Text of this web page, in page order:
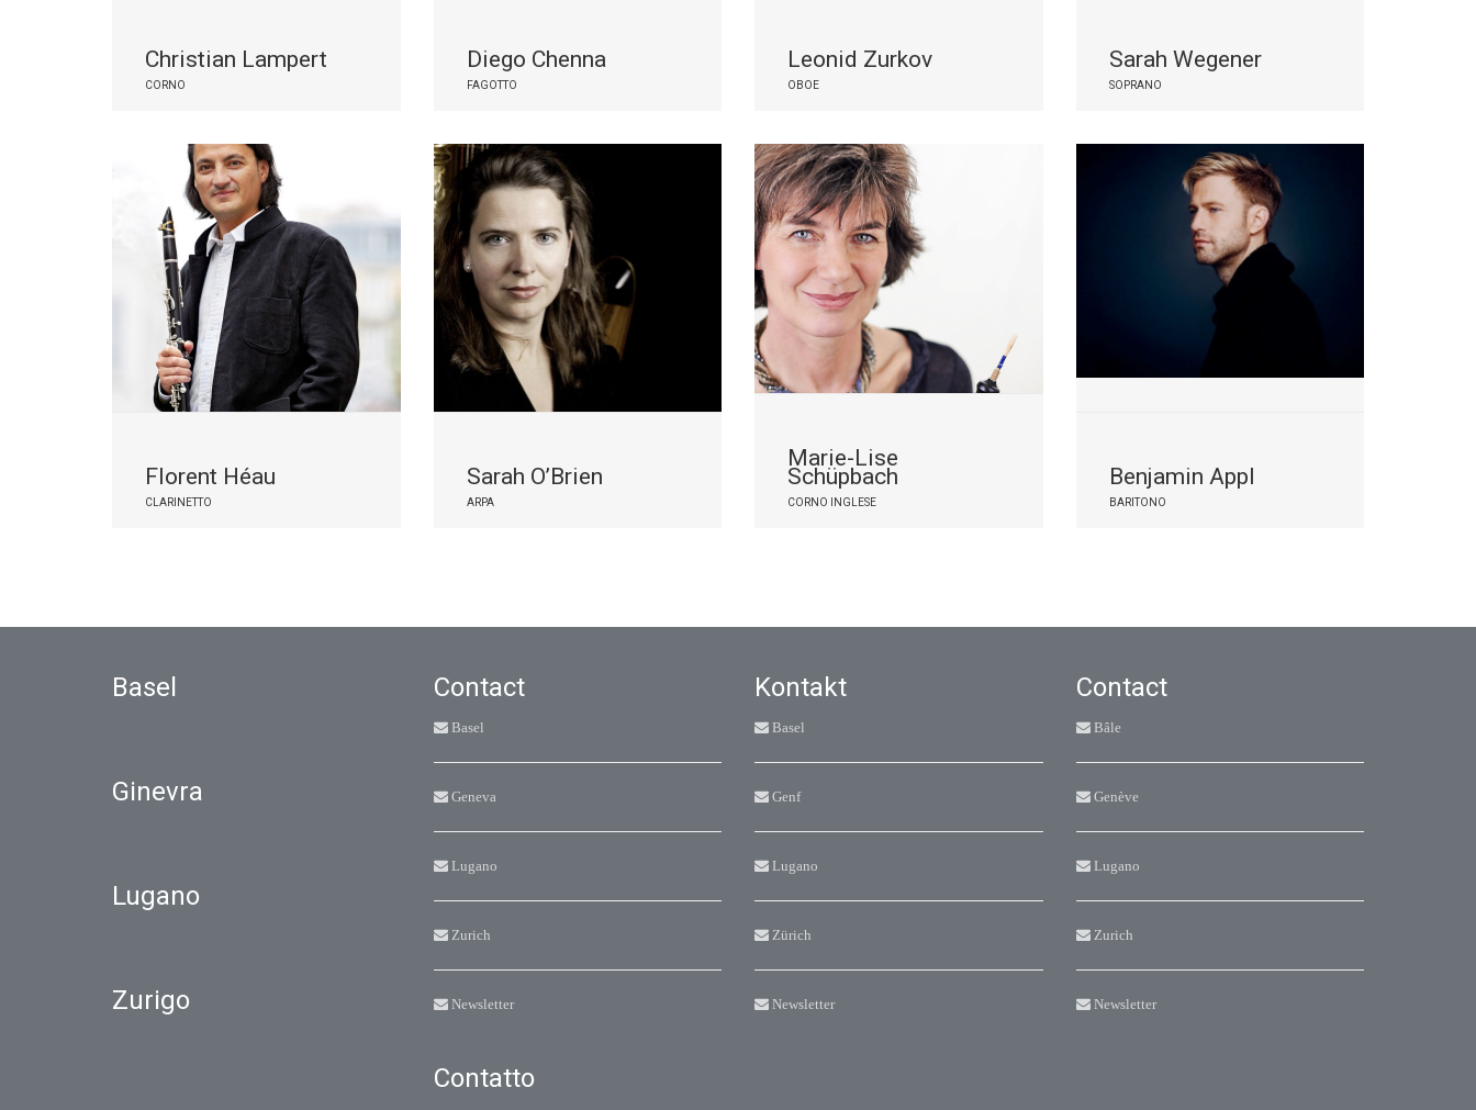
Christian Lampert
CORNO
Diego Chenna
FAGOTTO
Leonid Zurkov
OBOE
Sarah Wegener
SOPRANO
Florent Héau
CLARINETTO
Sarah O’Brien
ARPA
Marie-Lise
Schüpbach
CORNO INGLESE
Benjamin Appl
BARITONO
Basel
Ginevra
Lugano
Zurigo
Contact
Basel
Geneva
Lugano
Zurich
Newsletter
Kontakt
Basel
Genf
Lugano
Zürich
Newsletter
Contact
Bâle
Genève
Lugano
Zurich
Newsletter
Contatto